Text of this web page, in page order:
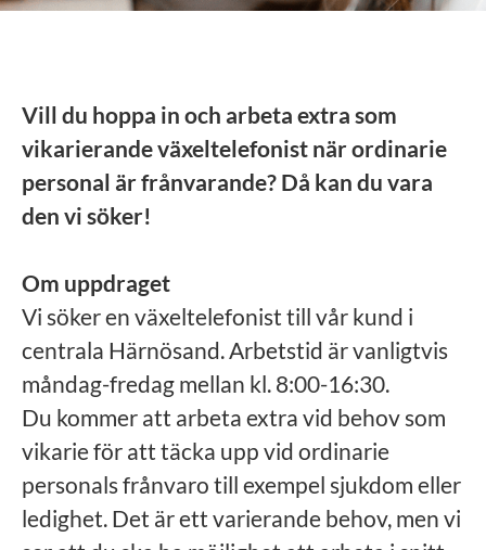
Vill du hoppa in och arbeta extra som
vikarierande växeltelefonist när ordinarie
personal är frånvarande? Då kan du vara
den vi söker!
Om uppdraget
Vi söker en växeltelefonist till vår kund i
centrala Härnösand. Arbetstid är vanligtvis
måndag-fredag mellan kl. 8:00-16:30.
Du kommer att arbeta extra vid behov som
vikarie för att täcka upp vid ordinarie
personals frånvaro till exempel sjukdom eller
ledighet. Det är ett varierande behov, men vi